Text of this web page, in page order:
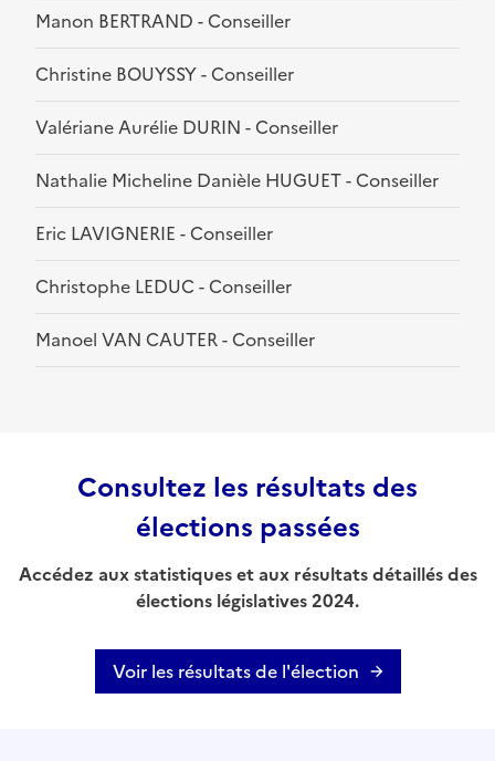
Manon BERTRAND - Conseiller
Christine BOUYSSY - Conseiller
Valériane Aurélie DURIN - Conseiller
Nathalie Micheline Danièle HUGUET - Conseiller
Eric LAVIGNERIE - Conseiller
Christophe LEDUC - Conseiller
Manoel VAN CAUTER - Conseiller
Consultez les résultats des
élections passées
Accédez aux statistiques et aux résultats détaillés des
élections législatives 2024.
Voir les résultats de l'élection